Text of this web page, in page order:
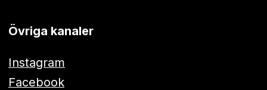
Övriga kanaler
Instagram
Facebook